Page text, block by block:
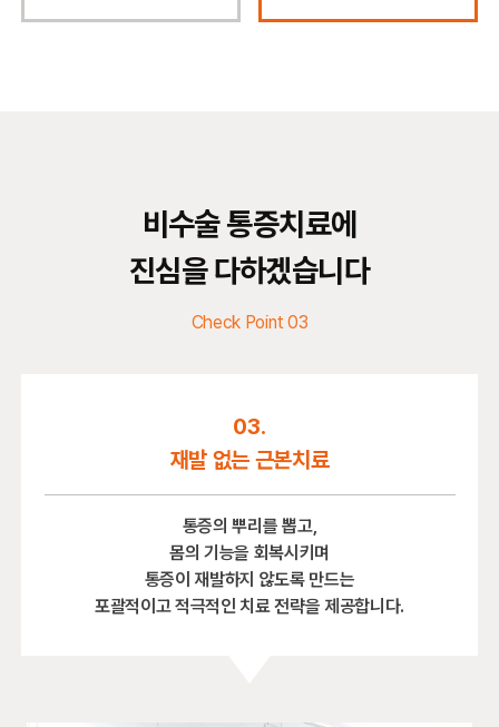
비수술 통증치료에
진심을 다하겠습니다
Check Point 03
03.
재발 없는 근본치료
통증의 뿌리를 뽑고,
몸의 기능을 회복시키며
통증이 재발하지 않도록 만드는
포괄적이고 적극적인 치료 전략을 제공합니다.